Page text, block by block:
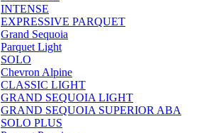
INTENSE
EXPRESSIVE PARQUET
Grand Sequoia
Parquet Light
SOLO
Chevron Alpine
CLASSIC LIGHT
GRAND SEQUOIA LIGHT
GRAND SEQUOIA SUPERIOR ABA
SOLO PLUS